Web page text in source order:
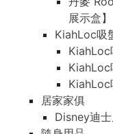
展示盒】
KiahLoc吸
KiahLoc
KiahLoc
居家家俱
Disney迪